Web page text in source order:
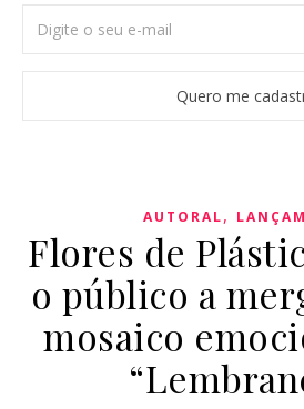
AUTORAL,
Flores de
o público a
mosaico